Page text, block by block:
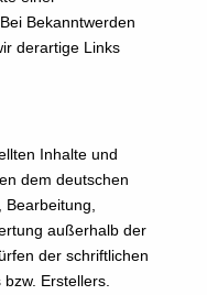
Bekanntwerden
derartige Links
Inhalte und
dem deutschen
außerhalb der
der schriftlichen
Erstellers.